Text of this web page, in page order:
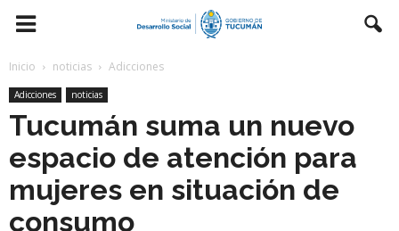
Inicio noticias Adicciones
Adicciones noticias
Tucumán suma un nuevo
espacio de atención para
mujeres en situación de
consumo